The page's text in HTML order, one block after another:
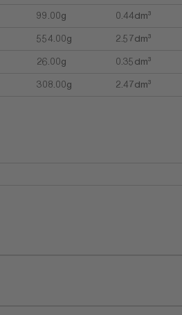
99.00g 0.44dm³
554.00g 2.57dm³
26.00g 0.35dm³
308.00g 2.47dm³